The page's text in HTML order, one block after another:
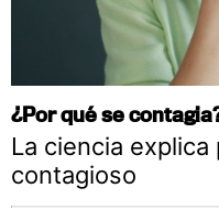
¿Por qué se
La ciencia
contagioso